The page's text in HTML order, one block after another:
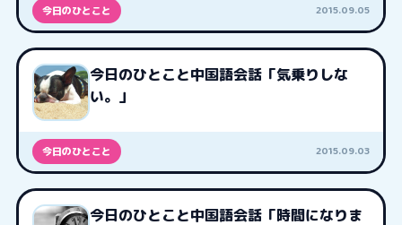
今日のひとこと 2015.09.05
今日のひとこと中国語会話「気乗りしな
い。」
今日のひとこと 2015.09.03
今日のひとこと中国語会話「時間になりま